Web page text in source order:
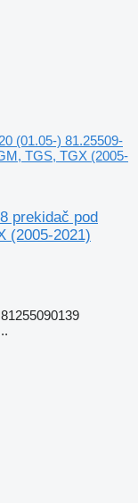
(01.05-) 81.25509-
TGS, TGX (2005-
prekidač pod
(2005-2021)